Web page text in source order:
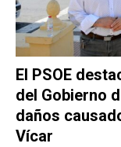
El PSOE
del Gobierno
daños
Vícar